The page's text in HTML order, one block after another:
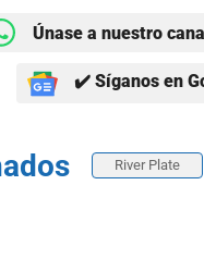
Únase a nuestro
✔️ Síganos en
River Plate